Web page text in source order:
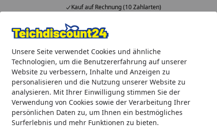
Unsere Seite verwendet Cookies und ähnliche
Technologien, um die Benutzererfahrung auf unserer
Website zu verbessern, Inhalte und Anzeigen zu
personalisieren und die Nutzung unserer Website zu
analysieren. Mit Ihrer Einwilligung stimmen Sie der
Verwendung von Cookies sowie der Verarbeitung Ihrer
persönlichen Daten zu, um Ihnen ein bestmögliches
Surferlebnis und mehr Funktionen zu bieten.
Kauf auf Rechnung (10 Zahlarten)
Alle Produkte
Mein Konto
Suchen
Startseite
Aquaristik biOrb Zubehör biOrb Seeigel Set weiß
biOrb Seeigel Set weiß (48364)